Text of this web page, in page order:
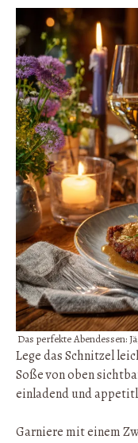
Das perfekte Abendessen:
Lege das Schnitzel
Soße von oben
einladend und
Garniere mit einem